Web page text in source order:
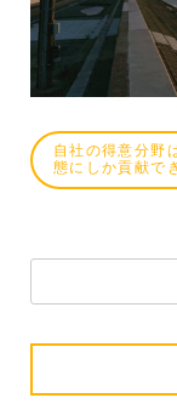
自社の得意分野
態にしか貢献で
検